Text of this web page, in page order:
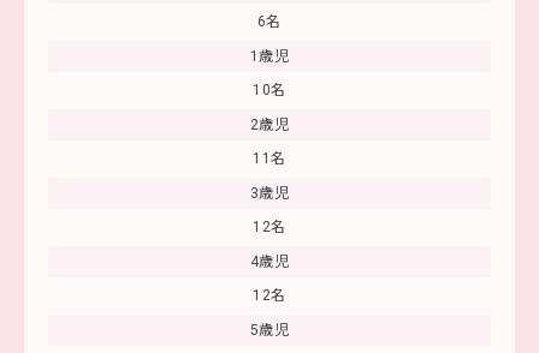
6名
1歳児
10名
2歳児
11名
3歳児
12名
4歳児
12名
5歳児